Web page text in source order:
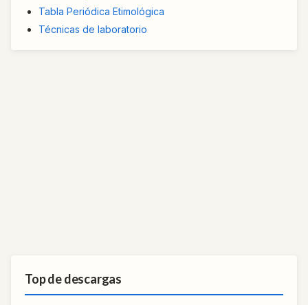
Tabla Periódica Etimológica
Técnicas de laboratorio
Top de descargas